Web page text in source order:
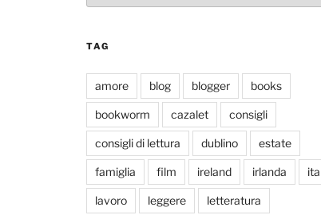
TAG
amore blog blogger books
bookworm cazalet consigli
consigli di lettura dublino estate
famiglia film ireland irlanda
lavoro leggere letteratura